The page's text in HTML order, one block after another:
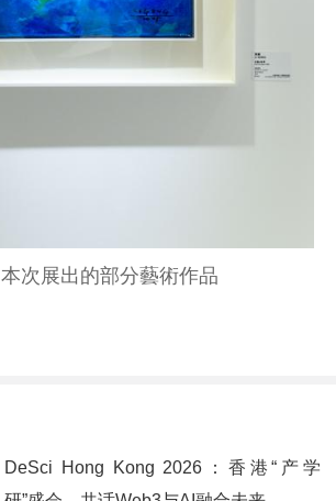
本次展出的部分藝術作品
DeSci Hong Kong 2026：香港“产学